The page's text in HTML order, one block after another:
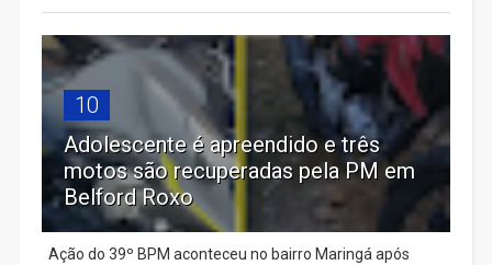
10
Adolescente é apreendido e três
motos são recuperadas pela PM em
Belford Roxo
Ação do 39º BPM aconteceu no bairro Maringá após